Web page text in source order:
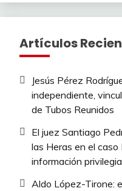
Artículos
Jesús Pérez
independiente,
de Tubos Reunidos
El juez Santiago
las Heras en el caso
información
Aldo López-Tirone: